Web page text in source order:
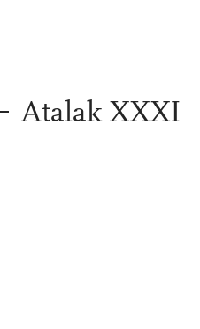
Atalak XXXI